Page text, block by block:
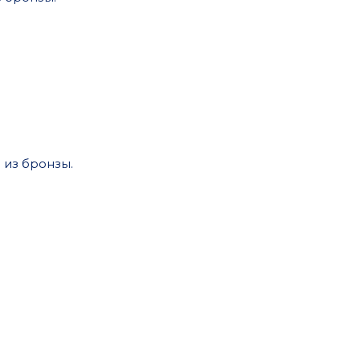
из бронзы.